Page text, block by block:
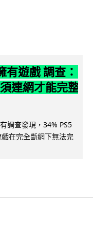
遊戲 調查：
連網才能完整
調查發現，34% PS5
在完全斷網下無法完